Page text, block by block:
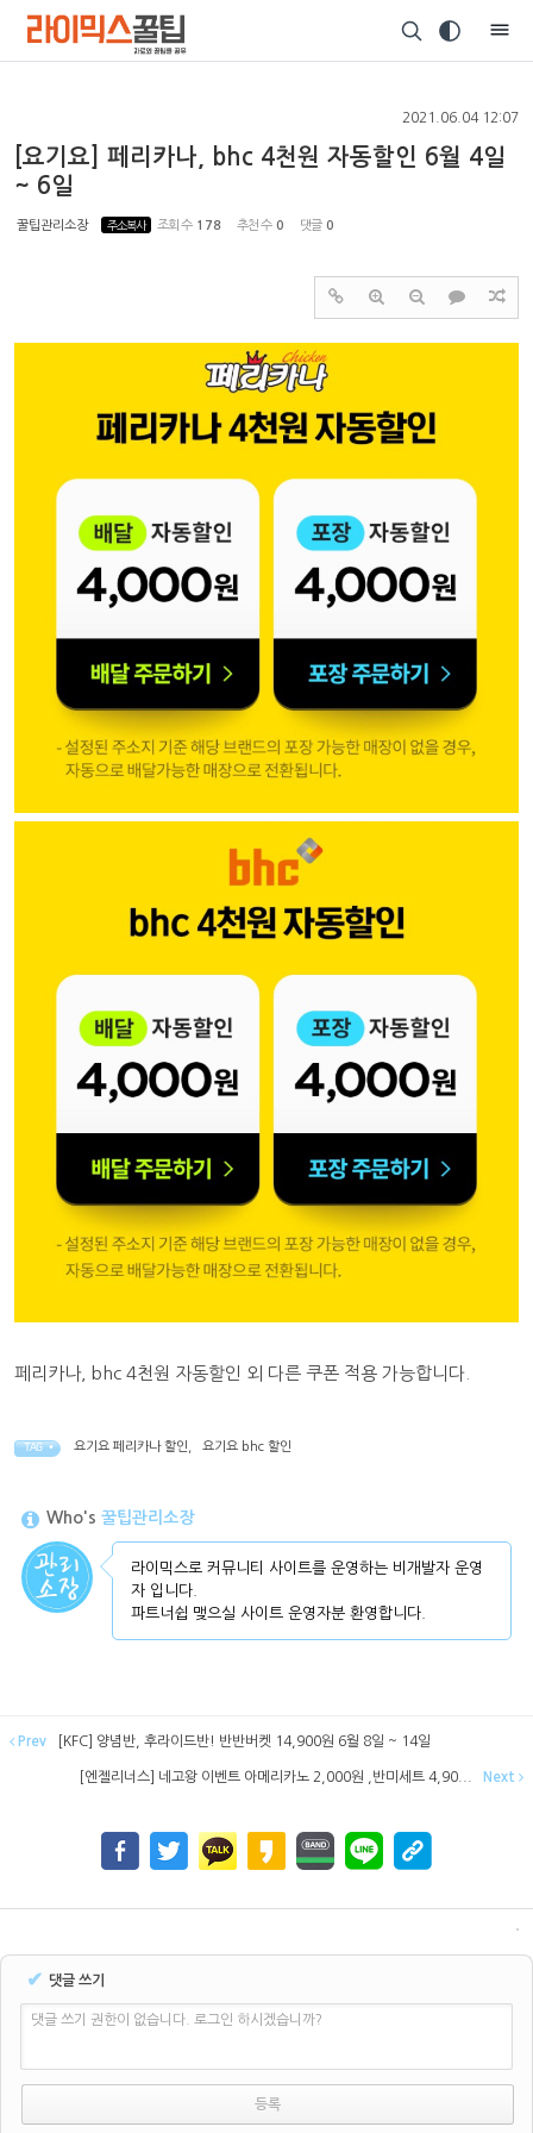
2021.06.04 12:07
[요기요] 페리카나, bhc 4천원 자동할인 6월 4일
~ 6일
꿀팁관리소장 주소복사 조회 수 178 추천 수 0 댓글 0
페리카나, bhc 4천원 자동할인 외 다른 쿠폰 적용 가능합니다.
TAG • 요기요 페리카나 할인 요기요 bhc 할인
Who's 꿀팁관리소장
라이믹스로 커뮤니티 사이트를 운영하는 비개발자 운영
자 입니다.
파트너쉽 맺으실 사이트 운영자분 환영합니다.
Prev [KFC] 양념반, 후라이드반! 반반버켓 14,900원 6월 8일 ~ 14일
[엔젤리너스] 네고왕 이벤트 아메리카노 2,000원 ,반미세트 4,90... Next
✔ 댓글 쓰기
댓글 쓰기 권한이 없습니다. 로그인 하시겠습니까?
Sketchbook5, 스케치북5
Sketchbook5, 스케치북5